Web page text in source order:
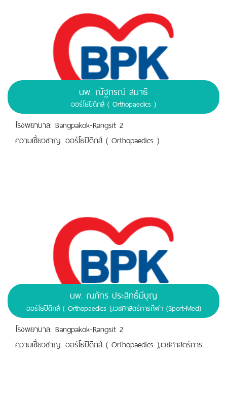
นพ. ณัฐกรณ์ สมาธิ
ออร์โธปิดิกส์ ( Orthopaedics )
โรงพยาบาล: Bangpakok-Rangsit 2
ความเชี่ยวชาญ: ออร์โธปิดิกส์ ( Orthopaedics )
นพ. ณภัทร ประสิทธิ์มีบุญ
ออร์โธปิดิกส์ ( Orthopaedics ),เวชศาสตร์การกีฬา (Sport-Med)
โรงพยาบาล: Bangpakok-Rangsit 2
ความเชี่ยวชาญ: ออร์โธปิดิกส์ ( Orthopaedics ),เวชศาสตร์การกีฬา